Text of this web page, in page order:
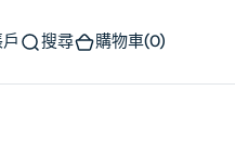
搜尋 購物車(0)